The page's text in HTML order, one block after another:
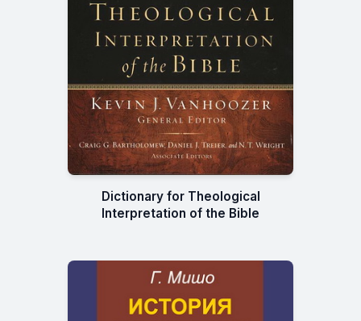
Dictionary for Theological
Interpretation of the Bible